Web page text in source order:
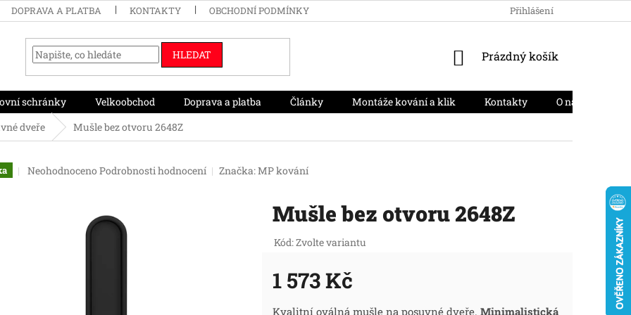
DOPRAVA A PLATBA KONTAKTY OBCHODNÍ PODMÍNKY PODMÍNKY OCHRANY OSOBNÍCH
Přihlášení
HLEDAT
NÁKUPNÍ
Prázdný košík
schránky Velkoobchod Doprava a platba Články Montáže kování a klik Kontakty O nás
dveře Mušle bez otvoru 2648Z
Průměrné
Neohodnoceno Podrobnosti hodnocení Značka:MP kování
Mušle bez otvoru 2648Z
Kód:Zvolte variantu
1 573 Kč
Kvalitní oválná mušle na posuvné dveře. Minimalistická